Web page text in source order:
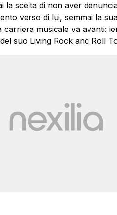
la scelta di non aver
verso di lui, semmai la
carriera musicale va avanti:
suo Living Rock and Roll